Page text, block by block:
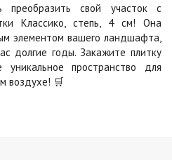
преобразить свой участок с
Классико, степь, 4 см! Она
элементом вашего ландшафта,
долгие годы. Закажите плитку
пространство для
воздухе! 🛒